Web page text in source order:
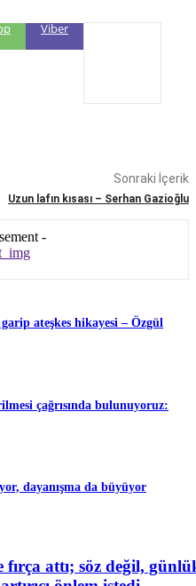
Viber
Sonraki İçerik
Uzun lafın kısası – Serhan Gazioğlu
-
ateşkes hikayesi – Özgül
çağrısında bulunuyoruz:
dayanışma da büyüyor
attı; söz değil,